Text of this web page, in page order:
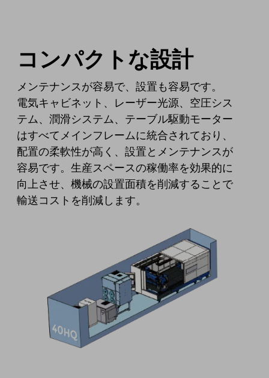
コンパクトな設計
メンテナンスが容易で、設置も容易です。
電気キャビネット、レーザー光源、空圧シス
テム、潤滑システム、テーブル駆動モーター
はすべてメインフレームに統合されており、
配置の柔軟性が高く、設置とメンテナンスが
容易です。生産スペースの稼働率を効果的に
向上させ、機械の設置面積を削減することで
輸送コストを削減します。